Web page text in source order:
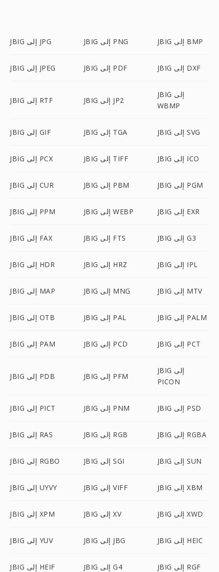
JBIG إلى JPG JBIG إلى PNG JBIG إلى BMP
JBIG إلى JPEG JBIG إلى PDF JBIG إلى DXF
JBIG إلى RTF JBIG إلى JP2
JBIG إلى
WBMP
JBIG إلى GIF JBIG إلى TGA JBIG إلى SVG
JBIG إلى PCX JBIG إلى TIFF JBIG إلى ICO
JBIG إلى CUR JBIG إلى PBM JBIG إلى PGM
JBIG إلى PPM JBIG إلى WEBP JBIG إلى EXR
JBIG إلى FAX JBIG إلى FTS JBIG إلى G3
JBIG إلى HDR JBIG إلى HRZ JBIG إلى IPL
JBIG إلى MAP JBIG إلى MNG JBIG إلى MTV
JBIG إلى OTB JBIG إلى PAL JBIG إلى PALM
JBIG إلى PAM JBIG إلى PCD JBIG إلى PCT
JBIG إلى PDB JBIG إلى PFM
JBIG إلى
PICON
JBIG إلى PICT JBIG إلى PNM JBIG إلى PSD
JBIG إلى RAS JBIG إلى RGB JBIG إلى RGBA
JBIG إلى RGBO JBIG إلى SGI JBIG إلى SUN
JBIG إلى UYVY JBIG إلى VIFF JBIG إلى XBM
JBIG إلى XPM JBIG إلى XV JBIG إلى XWD
JBIG إلى YUV JBIG إلى JBG JBIG إلى HEIC
JBIG إلى HEIF JBIG إلى G4 JBIG إلى RGF